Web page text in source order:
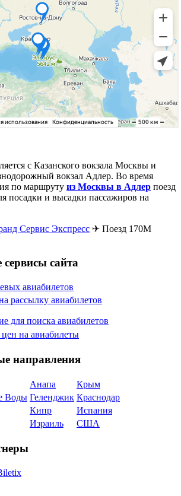
с Казанского вокзала Москвы и
вокзал Адлер. Во время
по маршруту из Москвы в Адлер поезд
посадки и высадки пассажиров на
Сервис Экспресс ✈ Поезд 170М
сайта
авиабилетов
рассылку авиабилетов
для поиска авиабилетов
на авиабилеты
направления
Анапа
Крым
Воды Геленджик Краснодар
Кипр
Испания
Израиль США